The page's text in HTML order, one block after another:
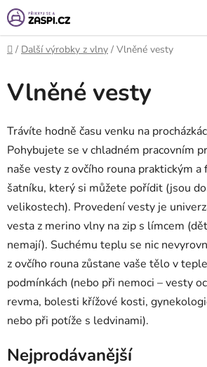
Přejít na obsah
Domů
/ Další výrobky z vlny / Vlněné vesty
Vlněné vesty
Trávíte hodně času venku na
Pohybujete se v chladném pracovním
naše vesty z ovčího rouna praktickým a
šatníku, který si můžete pořídit (jsou
velikostech). Provedení vesty je
vesta z merino vlny na zip s límcem
nemají). Suchému teplu se nic
z ovčího rouna zůstane vaše tělo v
podmínkách (nebo při nemoci – vesty
revma, bolesti křížové kosti,
nebo při potíže s ledvinami).
Nejprodávanější